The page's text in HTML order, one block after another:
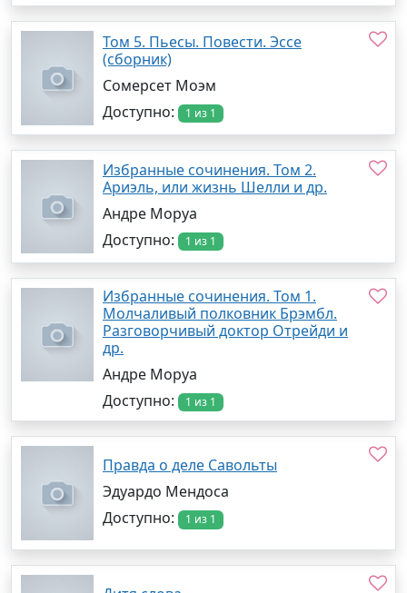
Том 5. Пьесы. Повести. Эссе
(сборник)
Сомерсет Моэм
Доступно:
1 из 1
Избранные сочинения. Том 2.
Ариэль, или жизнь Шелли и др.
Андре Моруа
Доступно:
1 из 1
Избранные сочинения. Том 1.
Молчаливый полковник Брэмбл.
Разговорчивый доктор Отрейди и
др.
Андре Моруа
Доступно:
1 из 1
Правда о деле Савольты
Эдуардо Мендоса
Доступно:
1 из 1